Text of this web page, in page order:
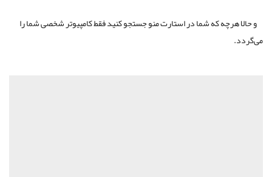
و حالا هرچه که شما در استارت منو جستجو کنید فقط کامپیوتر شخصی شما را
می‌گردد.